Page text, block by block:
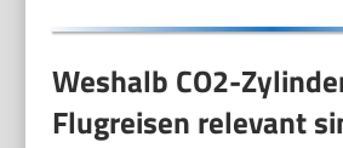
Weshalb CO2-
Flugreisen relevant